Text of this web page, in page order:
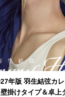
年版 羽生結弦カ
掛けタイプ＆卓上